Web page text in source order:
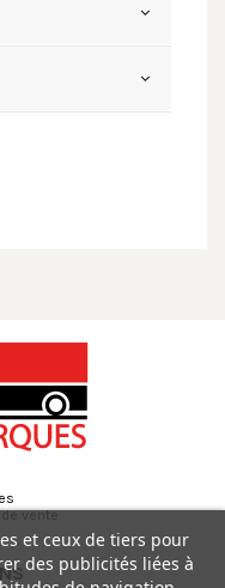
vente
et ceux de tiers pour
des publicités liées à